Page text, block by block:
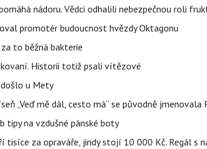
nádoru. Vědci odhalili nebezpečnou roli
promotér budoucnost hvězdy Oktagonu
to běžná bakterie
Historii totiž psali vítězové
u Mety
„Veď mě dál, cesto má“ se původně jmenovala
tipy na vzdušné pánské boty
tisíce za opraváře, jindy stojí 10 000 Kč. Regál s